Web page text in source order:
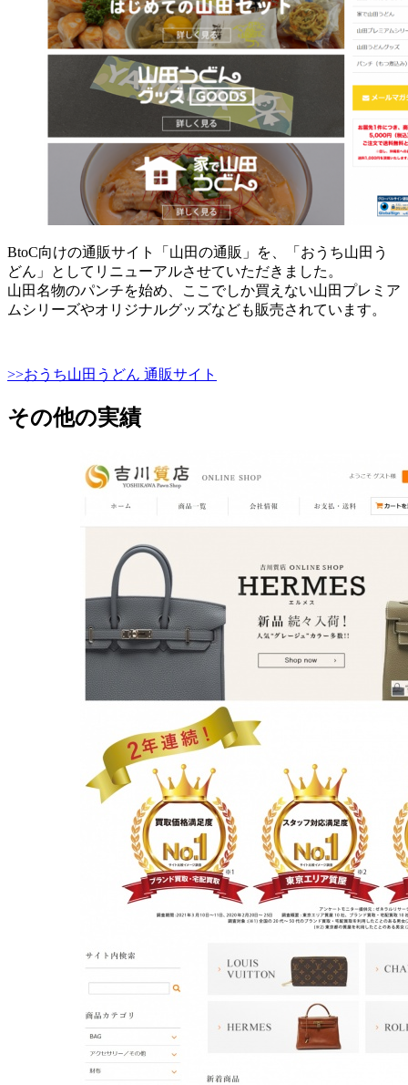
BtoC向けの通販サイト「山田の通販」を、「おうち山田う
どん」としてリニューアルさせていただきました。
山田名物のパンチを始め、ここでしか買えない山田プレミア
ムシリーズやオリジナルグッズなども販売されています。
>>おうち山田うどん 通販サイト
その他の実績